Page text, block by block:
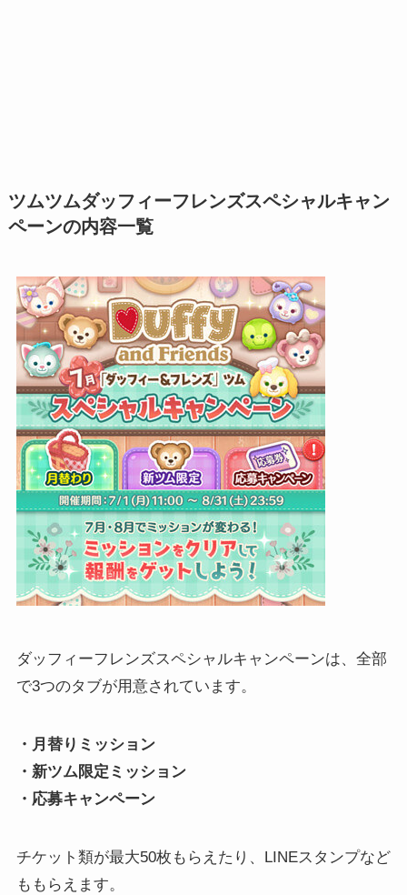
ツムツムダッフィーフレンズスペシャルキャン
ペーンの内容一覧
ダッフィーフレンズスペシャルキャンペーンは、全部
で3つのタブが用意されています。
・月替りミッション
・新ツム限定ミッション
・応募キャンペーン
チケット類が最大50枚もらえたり、LINEスタンプなど
ももらえます。